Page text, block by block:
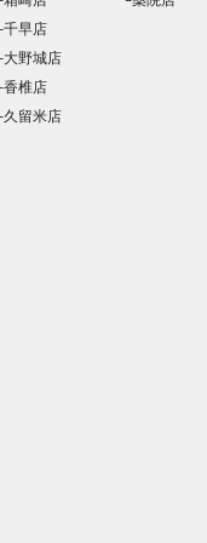
千早店
大野城店
香椎店
久留米店